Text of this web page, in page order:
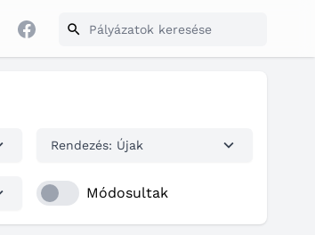
Facebook
Rendezés: Újak
Módosultak